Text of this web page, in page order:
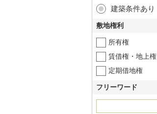
建築条件あり
敷地権利
所有権
賃借権・地上権
定期借地権
フリーワード